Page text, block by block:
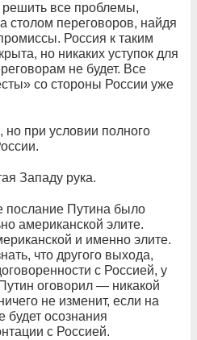
решить все проблемы,
столом переговоров, найдя
Россия к таким
но никаких уступок для
не будет. Все
со стороны России уже
но при условии полного
Западу рука.
послание Путина было
американской элите.
и именно элите.
что другого выхода,
с Россией, у
оговорил — никакой
не изменит, если на
будет осознания
с Россией.